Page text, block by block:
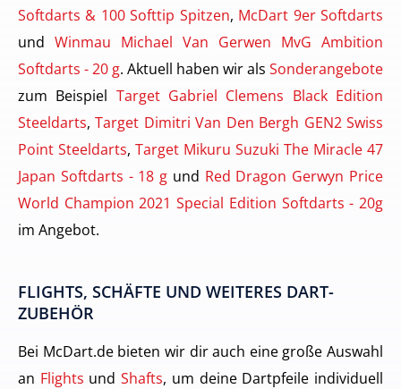
Softdarts & 100 Softtip Spitzen, McDart 9er Softdarts
und Winmau Michael Van Gerwen MvG Ambition
Softdarts - 20 g. Aktuell haben wir als Sonderangebote
zum Beispiel Target Gabriel Clemens Black Edition
Steeldarts,Target Dimitri Van Den Bergh GEN2 Swiss
Point Steeldarts, Target Mikuru Suzuki The Miracle 47
Japan Softdarts - 18 g und Red Dragon Gerwyn Price
World Champion 2021 Special Edition Softdarts - 20g
im Angebot.
FLIGHTS, SCHÄFTE UND WEITERES DART-
ZUBEHÖR
Bei McDart.de bieten wir dir auch eine große Auswahl
an Flights undShafts, um deine Dartpfeile individuell